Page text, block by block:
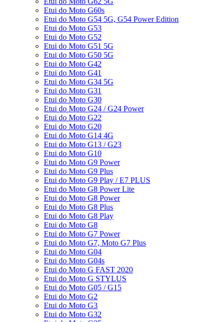
Etui do Moto G60s
Etui do Moto G54 5G, G54 Power Edition
Etui do Moto G53
Etui do Moto G52
Etui do Moto G51 5G
Etui do Moto G50 5G
Etui do Moto G42
Etui do Moto G41
Etui do Moto G34 5G
Etui do Moto G31
Etui do Moto G30
Etui do Moto G24 / G24 Power
Etui do Moto G22
Etui do Moto G20
Etui do Moto G14 4G
Etui do Moto G13 / G23
Etui do Moto G10
Etui do Moto G9 Power
Etui do Moto G9 Plus
Etui do Moto G9 Play / E7 PLUS
Etui do Moto G8 Power Lite
Etui do Moto G8 Power
Etui do Moto G8 Plus
Etui do Moto G8 Play
Etui do Moto G8
Etui do Moto G7 Power
Etui do Moto G7, Moto G7 Plus
Etui do Moto G04
Etui do Moto G04s
Etui do Moto G FAST 2020
Etui do Moto G STYLUS
Etui do Moto G05 / G15
Etui do Moto G2
Etui do Moto G3
Etui do Moto G32